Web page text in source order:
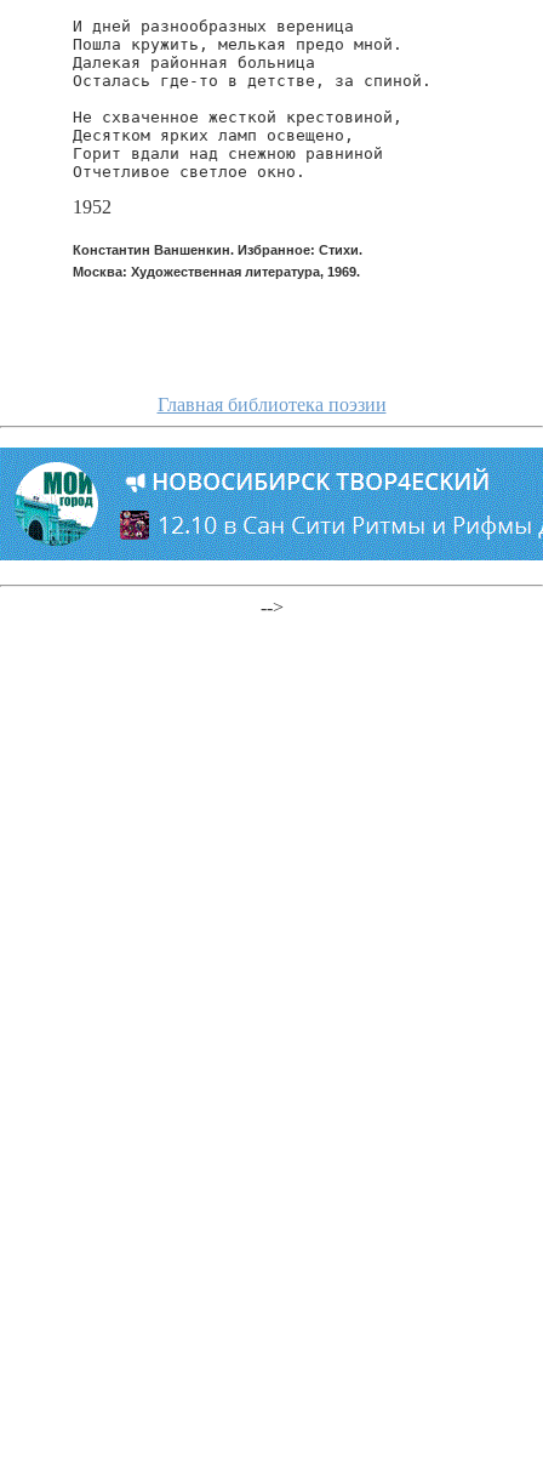
И дней разнообразных вереница
Пошла кружить, мелькая предо мной.
Далекая районная больница
Осталась где-то в детстве, за спиной.
Не схваченное жесткой крестовиной,
Десятком ярких ламп освещено,
Горит вдали над снежною равниной
Отчетливое светлое окно.
1952
Константин Ваншенкин. Избранное: Стихи.
Москва: Художественная литература, 1969.
Главная библиотека поэзии
-->